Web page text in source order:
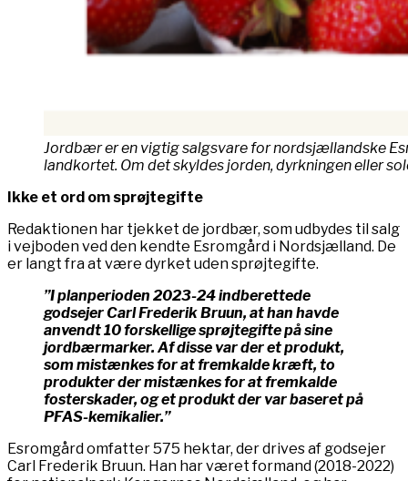
Jordbær er en vigtig salgsvare for nordsjællandske
landkortet. Om det skyldes jorden, dyrkningen eller
Ikke et ord om sprøjtegifte
Redaktionen har tjekket de jordbær, som udbydes til salg
i vejboden ved den kendte Esromgård i Nordsjælland. De
er langt fra at være dyrket uden sprøjtegifte.
”I planperioden 2023-24 indberettede
godsejer Carl Frederik Bruun, at han havde
anvendt 10 forskellige sprøjtegifte på sine
jordbærmarker. Af disse var der et produkt,
som mistænkes for at fremkalde kræft, to
produkter der mistænkes for at fremkalde
fosterskader, og et produkt der var baseret på
PFAS-kemikalier.”
Esromgård omfatter 575 hektar, der drives af godsejer
Carl Frederik Bruun. Han har været formand (2018-2022)